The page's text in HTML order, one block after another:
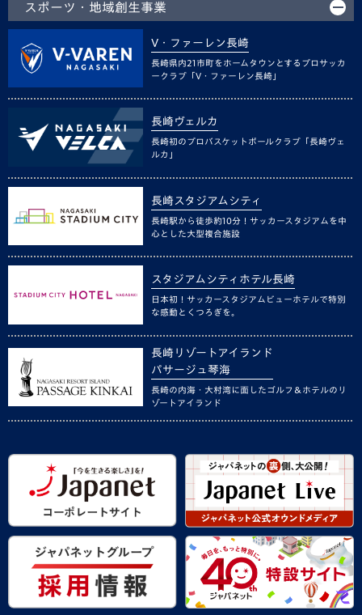
スポーツ・地域創生事業
V・ファーレン長崎
長崎県内21市町をホームタウンとするプロサッカ
ークラブ「V・ファーレン長崎」
長崎ヴェルカ
長崎初のプロバスケットボールクラブ「長崎ヴェ
ルカ」
長崎スタジアムシティ
長崎駅から徒歩約10分！サッカースタジアムを中
心とした大型複合施設
スタジアムシティホテル長崎
日本初！サッカースタジアムビューホテルで特別
な感動とくつろぎを。
長崎リゾートアイランド
パサージュ琴海
長崎の内海・大村湾に面したゴルフ＆ホテルのリ
ゾートアイランド